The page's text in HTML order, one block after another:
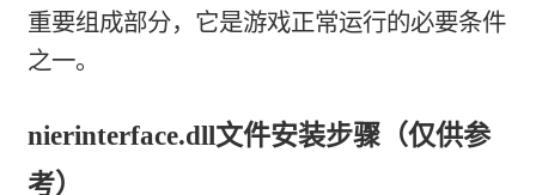
重要组成部分，它是游戏正常运行的必要条件
之一。
nierinterface.dll文件安装步骤（仅供参
考）